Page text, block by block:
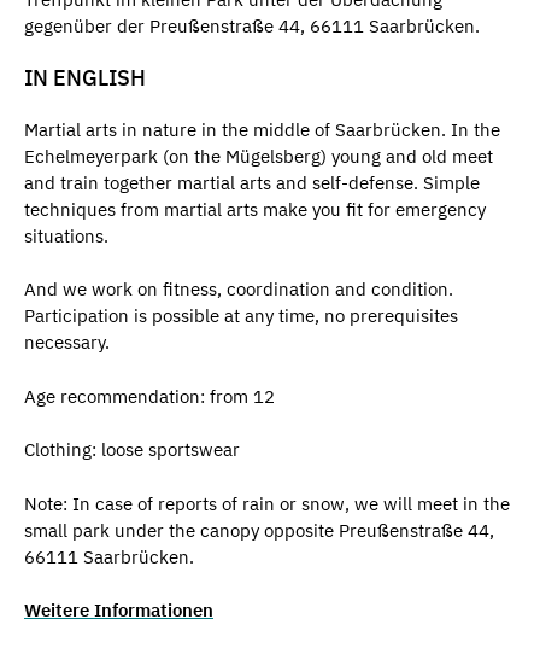
gegenüber der Preußenstraße 44, 66111 Saarbrücken.
IN ENGLISH
Martial arts in nature in the middle of Saarbrücken. In the
Echelmeyerpark (on the Mügelsberg) young and old meet
and train together martial arts and self-defense. Simple
techniques from martial arts make you fit for emergency
situations.
And we work on fitness, coordination and condition.
Participation is possible at any time, no prerequisites
necessary.
Age recommendation: from 12
Clothing: loose sportswear
Note: In case of reports of rain or snow, we will meet in the
small park under the canopy opposite Preußenstraße 44,
66111 Saarbrücken.
Weitere Informationen